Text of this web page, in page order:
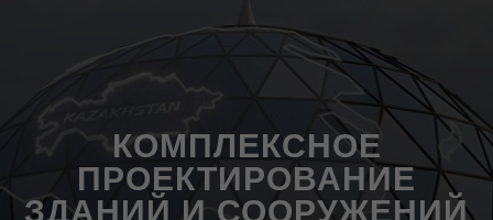
КОМПЛЕКСНОЕ
ПРОЕКТИРОВАНИЕ
ЗДАНИЙ И СООРУЖЕНИЙ